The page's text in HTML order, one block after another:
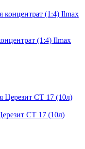
(1:4) Ilmax
СТ 17 (10л)